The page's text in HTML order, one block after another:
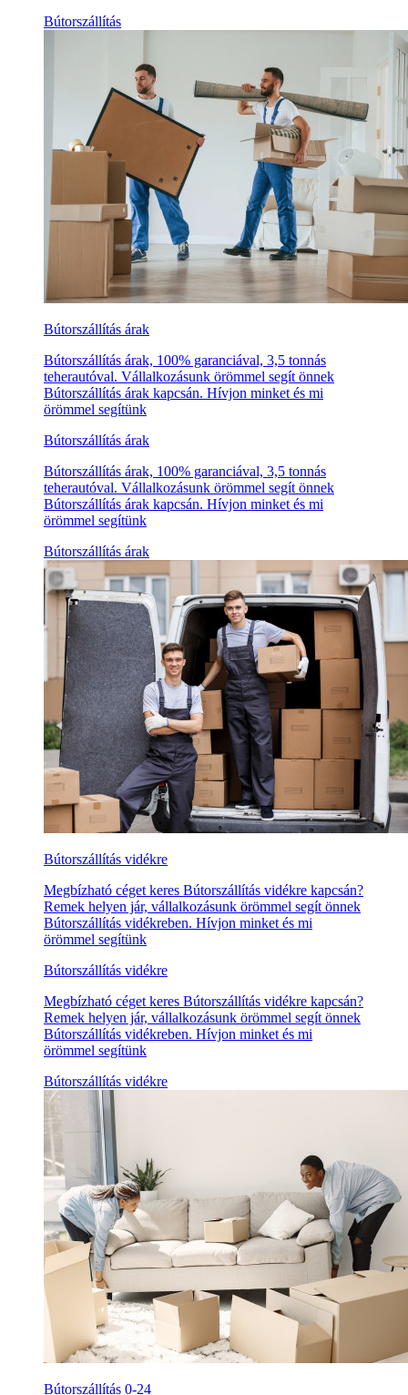
Bútorszállítás
Bútorszállítás árak
Bútorszállítás árak, 100% garanciával, 3,5 tonnás
teherautóval. Vállalkozásunk örömmel segít önnek
Bútorszállítás árak kapcsán. Hívjon minket és mi
örömmel segítünk
Bútorszállítás árak
Bútorszállítás árak, 100% garanciával, 3,5 tonnás
teherautóval. Vállalkozásunk örömmel segít önnek
Bútorszállítás árak kapcsán. Hívjon minket és mi
örömmel segítünk
Bútorszállítás árak
Bútorszállítás vidékre
Megbízható céget keres Bútorszállítás vidékre kapcsán?
Remek helyen jár, vállalkozásunk örömmel segít önnek
Bútorszállítás vidékreben. Hívjon minket és mi
örömmel segítünk
Bútorszállítás vidékre
Megbízható céget keres Bútorszállítás vidékre kapcsán?
Remek helyen jár, vállalkozásunk örömmel segít önnek
Bútorszállítás vidékreben. Hívjon minket és mi
örömmel segítünk
Bútorszállítás vidékre
Bútorszállítás 0-24